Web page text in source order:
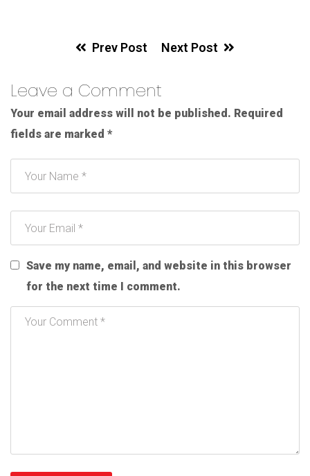
Prev Post Next Post
Leave a Comment
Your email address will not be published. Required
fields are marked *
Save my name, email, and website in this browser
for the next time I comment.